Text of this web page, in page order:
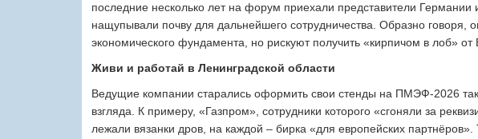
последние несколько лет на форум приехали представители
нащупывали почву для дальнейшего сотрудничества. Образно говоря,
экономического фундамента, но рискуют получить «кирпичом в лоб» от
Живи и работай в Ленинградской области
Ведущие компании старались оформить свои стенды на ПМЭФ‑2026
взгляда. К примеру, «Газпром», сотрудники которого «сгоняли за
лежали вязанки дров, на каждой – бирка «для европейских партнёров».